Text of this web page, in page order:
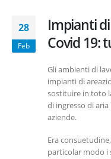
28
Feb
Impianti
Covid 19:
Gli ambienti di
impianti di
sostituire in toto
di ingresso di
aziende.
Era
particolar modo i